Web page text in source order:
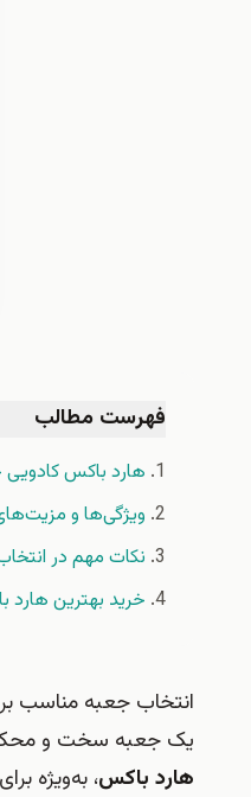
فهرست مطالب
هارد باکس
ویژگی‌ها و
نکات مهم در
خرید بهترین هارد
انتخاب جعبه مناسب
یک جعبه سخت و محکم،
هارد باکس، به‌ویژه